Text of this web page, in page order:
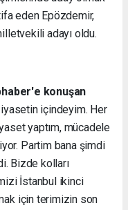
eden Epözdemir,
adayı oldu.
konuşan
içindeyim. Her
yaptım, mücadele
Partim bana şimdi
Bizde kolları
İstanbul ikinci
için terimizin son